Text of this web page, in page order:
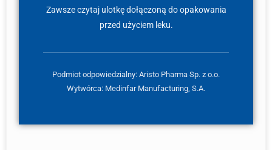
Zawsze czytaj ulotkę dołączoną do opakowania
przed użyciem leku.
Podmiot odpowiedzialny: Aristo Pharma Sp. z o.o.
Wytwórca: Medinfar Manufacturing, S.A.